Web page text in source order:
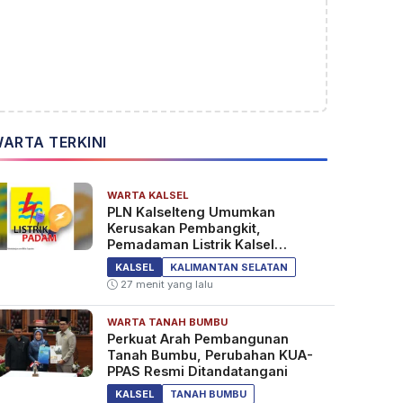
TERKINI
WARTA KALSEL
PLN Kalselteng Umumkan
Kerusakan Pembangkit,
Pemadaman Listrik Kalsel
Diperpanjang?
KALSEL
KALIMANTAN SELATAN
27 menit yang lalu
WARTA TANAH BUMBU
Perkuat Arah Pembangunan
Tanah Bumbu, Perubahan KUA-
PPAS Resmi Ditandatangani
KALSEL TANAH BUMBU